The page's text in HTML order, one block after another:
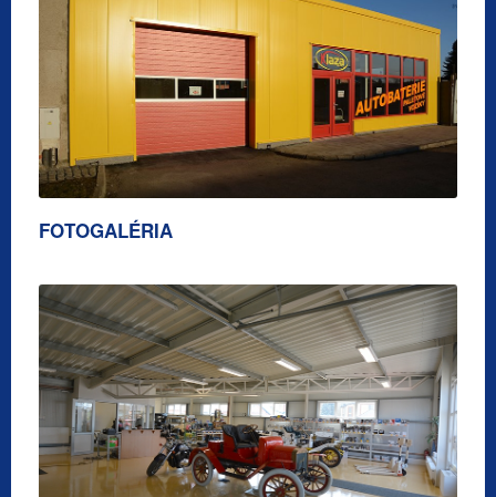
FOTOGALÉRIA